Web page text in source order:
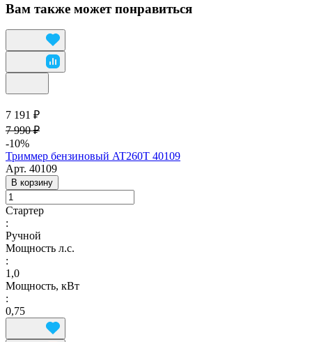
Вам также может понравиться
7 191 ₽
7 990 ₽
-10%
Триммер бензиновый AT260Т 40109
Арт. 40109
В корзину
Стартер
:
Ручной
Мощность л.с.
:
1,0
Мощность, кВт
:
0,75